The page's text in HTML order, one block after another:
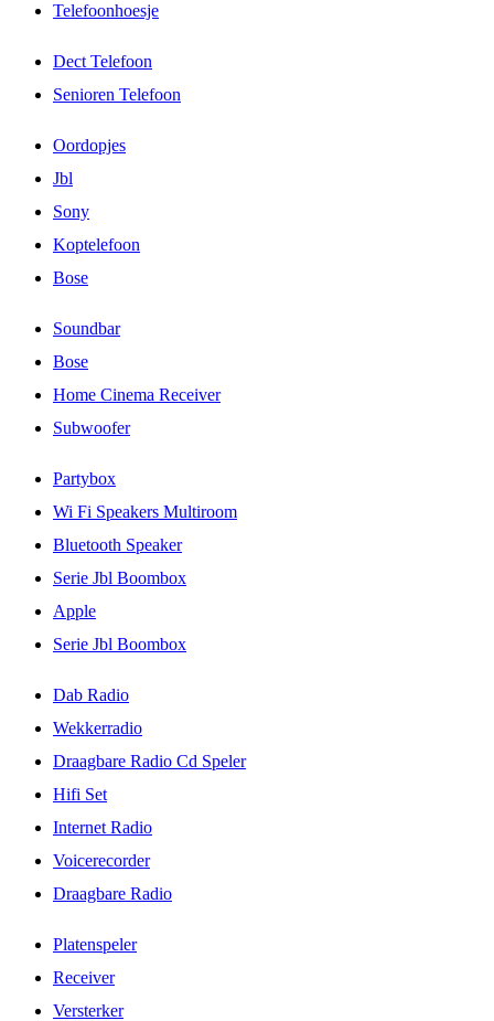
Telefoonhoesje
Dect Telefoon
Senioren Telefoon
Oordopjes
Jbl
Sony
Koptelefoon
Bose
Soundbar
Bose
Home Cinema Receiver
Subwoofer
Partybox
Wi Fi Speakers Multiroom
Bluetooth Speaker
Serie Jbl Boombox
Apple
Serie Jbl Boombox
Dab Radio
Wekkerradio
Draagbare Radio Cd Speler
Hifi Set
Internet Radio
Voicerecorder
Draagbare Radio
Platenspeler
Receiver
Versterker